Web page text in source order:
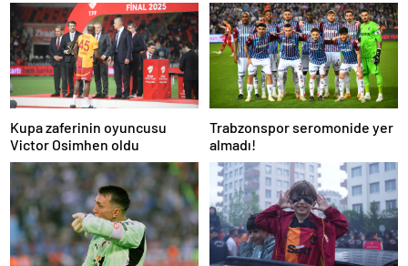
Kupa zaferinin oyuncusu
Victor Osimhen oldu
Trabzonspor seromonide yer
almadı!